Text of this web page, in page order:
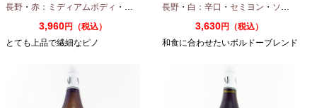
長野 ・ 赤：ミディアムボディ ・ ピノノワール
3,960円（税込）
とても上品で繊細なピノ
長野 ・ 白：辛口 ・ セミヨン ・ ソーヴィニオンブラン
3,630円（税込）
和食に合わせたいボルドーブレンド